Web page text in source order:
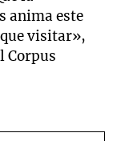
anima este
visitar»,
Corpus